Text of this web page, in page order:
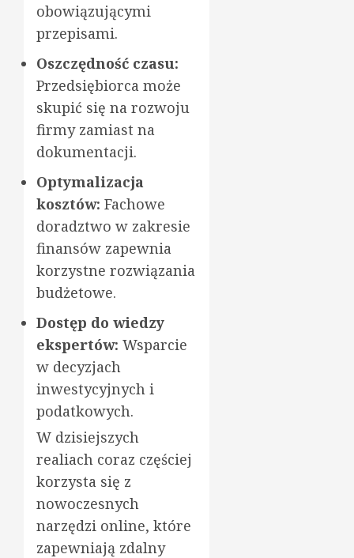
obowiązującymi
przepisami.
Oszczędność czasu:
Przedsiębiorca może
skupić się na rozwoju
firmy zamiast na
dokumentacji.
Optymalizacja
kosztów: Fachowe
doradztwo w zakresie
finansów zapewnia
korzystne rozwiązania
budżetowe.
Dostęp do wiedzy
ekspertów: Wsparcie
w decyzjach
inwestycyjnych i
podatkowych.
W dzisiejszych
realiach coraz częściej
korzysta się z
nowoczesnych
narzędzi online, które
zapewniają zdalny